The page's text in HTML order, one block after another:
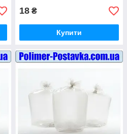
18 ₴
Купити